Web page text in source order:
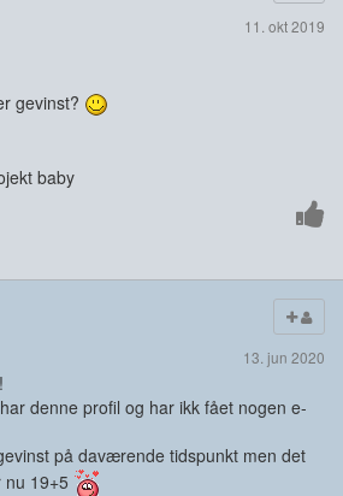
11. okt 2019
gevinst?
baby
13. jun 2020
denne profil og har ikk fået nogen e-
på daværende tidspunkt men det
nu 19+5